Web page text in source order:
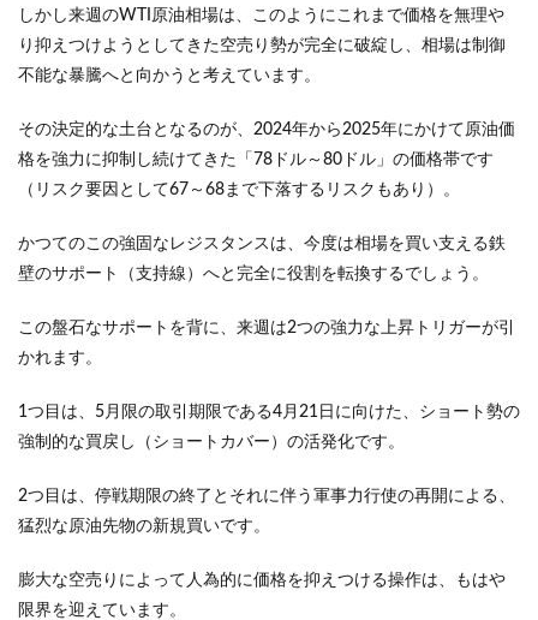
しかし来週のWTI原油相場は、このようにこれまで価格を無理や
り抑えつけようとしてきた空売り勢が完全に破綻し、相場は制御
不能な暴騰へと向かうと考えています。
その決定的な土台となるのが、2024年から2025年にかけて原油価
格を強力に抑制し続けてきた「78ドル～80ドル」の価格帯です
（リスク要因として67～68まで下落するリスクもあり）。
かつてのこの強固なレジスタンスは、今度は相場を買い支える鉄
壁のサポート（支持線）へと完全に役割を転換するでしょう。
この盤石なサポートを背に、来週は2つの強力な上昇トリガーが引
かれます。
1つ目は、5月限の取引期限である4月21日に向けた、ショート勢の
強制的な買戻し（ショートカバー）の活発化です。
2つ目は、停戦期限の終了とそれに伴う軍事力行使の再開による、
猛烈な原油先物の新規買いです。
膨大な空売りによって人為的に価格を抑えつける操作は、もはや
限界を迎えています。